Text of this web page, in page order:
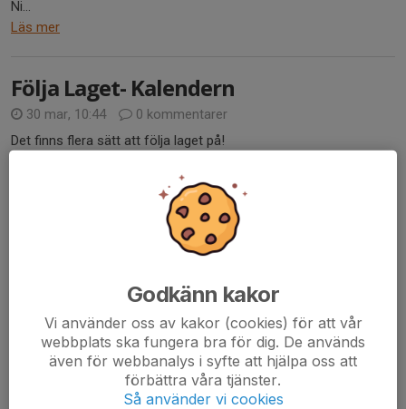
Ni...
Läs mer
Följa Laget- Kalendern
30 mar, 10:44
0 kommentarer
Det finns flera sätt att följa laget på!
För vårdnadshavare är det viktigt att hålla koll på lagets kalender
och kommande händelser. Kallelserna kommer som vanligt.
Kalendern går att synkronisera med den egna kalendern,...
Nya träningstider
30 mar, 08:36
0 kommentarer
Nu är vi färdiga med innesäsongen och vi avslutade på topp
Godkänn kakor
Vi använder oss av kakor (cookies) för att vår
webbplats ska fungera bra för dig. De används
även för webbanalys i syfte att hjälpa oss att
förbättra våra tjänster.
Så använder vi cookies